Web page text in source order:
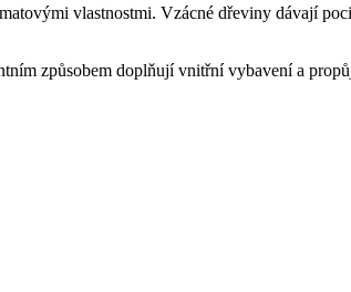
vlastnostmi. Vzácné dřeviny dávají
způsobem doplňují vnitřní vybavení a